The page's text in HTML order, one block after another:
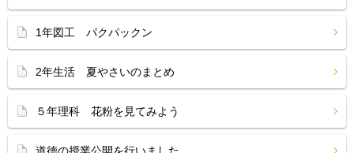
1年図工 パクパックン
2年生活 夏やさいのまとめ
５年理科 花粉を見てみよう